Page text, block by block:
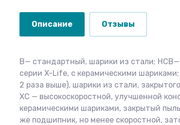
Описание Отзывы
B— стандартный, шарики из стали;
серии X-Life, с керамическими
2 раза выше), шарики из стали,
XC — высокоскоростной, улучшенной
керамическими шариками, закрытый
же подшипник, но менее скоростной,